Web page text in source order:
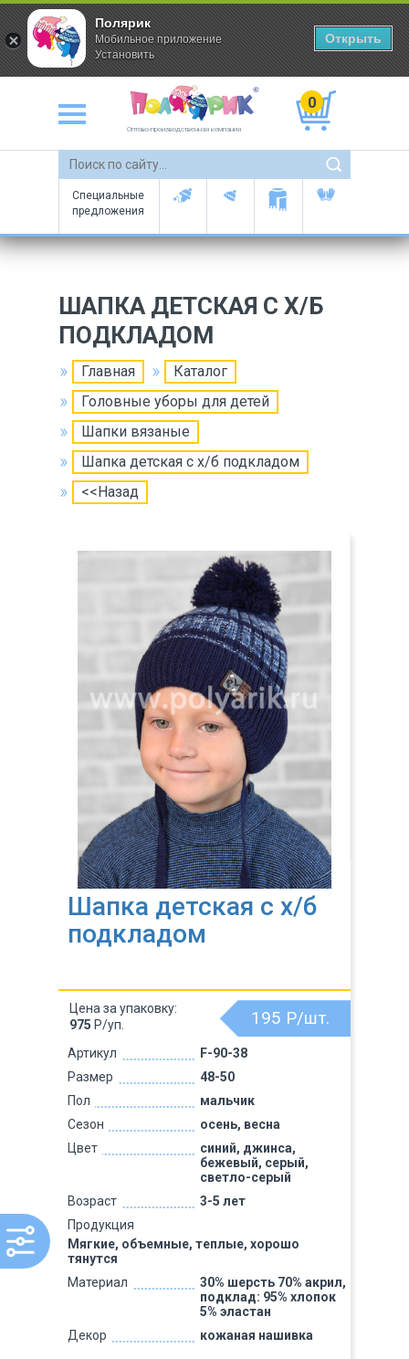
Оптово-производственная компания
0
Специальные
предложения
ШАПКА ДЕТСКАЯ С Х/Б
ПОДКЛАДОМ
Главная
Каталог
Головные уборы для детей
Шапки вязаные
Шапка детская с х/б подкладом
<<Назад
Шапка детская с х/б
подкладом
Артикул
F-90-38
Размер
48-50
Пол
мальчик
Сезон
осень, весна
Цвет
синий, джинса,
бежевый, серый,
светло-серый
Возраст
3-5 лет
Продукция
Мягкие, объемные, теплые, хорошо
тянутся
Материал
30% шерсть 70% акрил,
подклад: 95% хлопок
5% эластан
Декор
кожаная нашивка
195 Р/шт.
Цена за упаковку:
975 Р/уп.
Полярик
Мобильное приложение
Установить
Открыть